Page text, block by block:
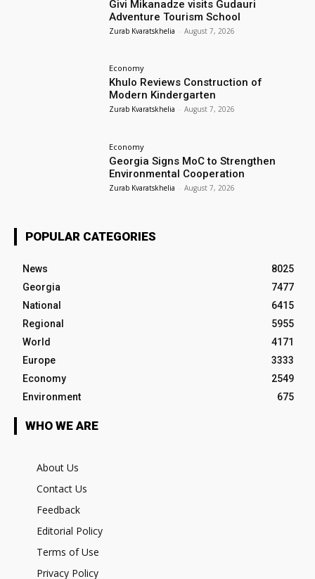
Givi Mikanadze visits Gudauri
Adventure Tourism School
Zurab Kvaratskhelia - August 7, 2026
Economy
Khulo Reviews Construction of
Modern Kindergarten
Zurab Kvaratskhelia - August 7, 2026
Economy
Georgia Signs MoC to Strengthen
Environmental Cooperation
Zurab Kvaratskhelia - August 7, 2026
POPULAR CATEGORIES
News
8025
Georgia
7477
National
6415
Regional
5955
World
4171
Europe
3333
Economy
2549
Environment
675
WHO WE ARE
About Us
Contact Us
Feedback
Editorial Policy
Terms of Use
Privacy Policy